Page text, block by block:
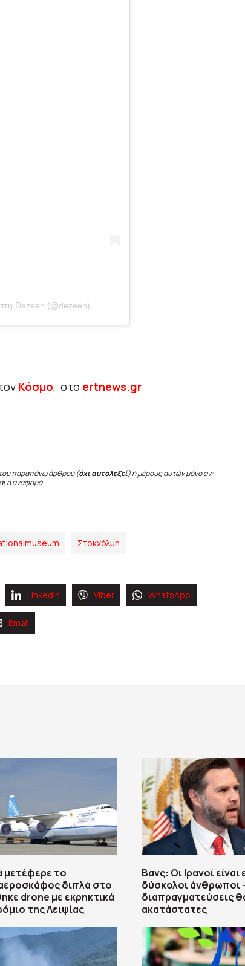
Dezeen (@dezeen)
Κόσμο, στο ertnews.gr
παραπάνω άρθρου (όχι αυτολεξεί) ή μέρους αυτών μόνο αν:
η αναφορά.
Στοκχόλμη
Linkedin Viber WhatsApp
Email
μετέφερε το
διπλά στο
drone με εκρηκτικά
της Λειψίας
Βανς: Οι Ιρανοί είναι
δύσκολοι άνθρωποι
διαπραγματεύσεις
ακατάστατες